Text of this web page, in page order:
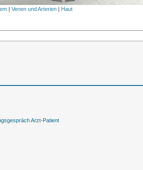
|Venen und Arterien Haut
Arzt-Patient